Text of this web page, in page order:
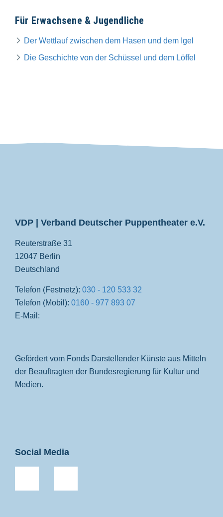
Für Erwachsene & Jugendliche
Der Wettlauf zwischen dem Hasen und dem Igel
Die Geschichte von der Schüssel und dem Löffel
VDP | Verband Deutscher Puppentheater e.V.
Reuterstraße 31
12047 Berlin
Deutschland
Telefon (Festnetz): 030 - 120 533 32
Telefon (Mobil): 0160 - 977 893 07
E-Mail:
Gefördert vom Fonds Darstellender Künste aus Mitteln
der Beauftragten der Bundesregierung für Kultur und
Medien.
Social Media